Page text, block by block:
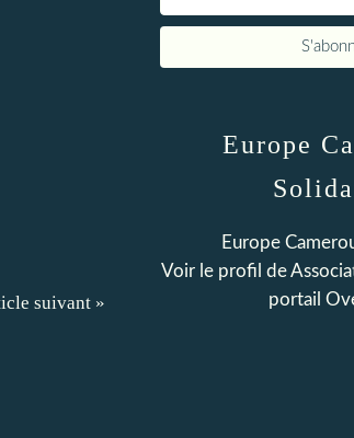
suivant »
Europe
Europe
Voir le profil de
portail